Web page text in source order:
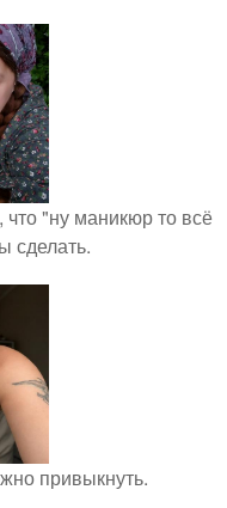
"ну маникюр то всё
сделать.
привыкнуть.